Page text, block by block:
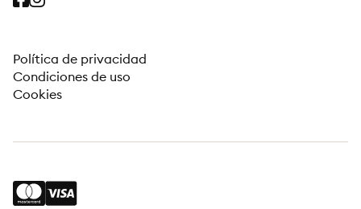
Política de privacidad
Condiciones de uso
Cookies